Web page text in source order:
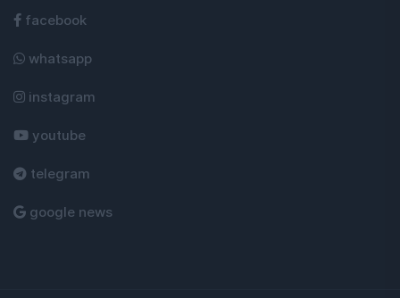
facebook
whatsapp
instagram
youtube
telegram
google news